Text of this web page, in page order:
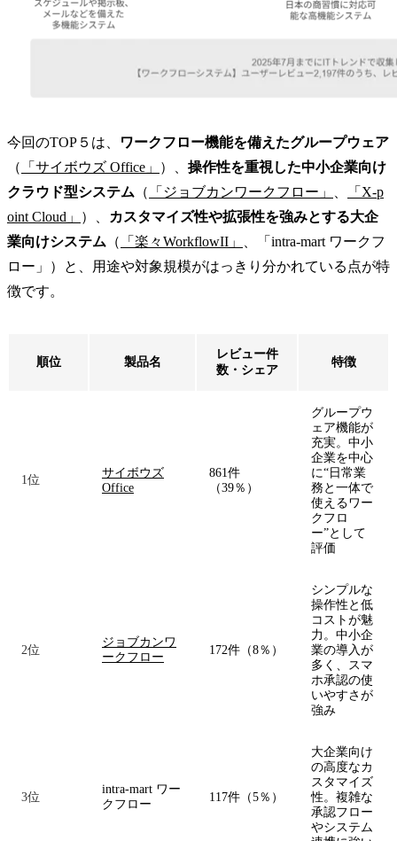
今回のTOP５は、
ワークフロー機能を備えたグループウェア
（
「サイボウズ Office」 ）、 操作性を重視した中小企業向け
クラウド型システム （ 「ジョブカンワークフロー」
「X-p
oint Cloud」
）、
カスタマイズ性や拡張性を強みとする大企
業向けシステム （ 「楽々WorkflowII」
、「intra-mart ワークフ
ロー」）と、用途や対象規模がはっきり分かれている点が特
徴です。
順位 製品名
レビュー件
数・シェア
特徴
1位
サイボウズ
Office
861件
（39％）
グループウ
ェア機能が
充実。中小
企業を中心
に“日常業
務と一体で
使えるワー
クフロ
ー”として
評価
2位
ジョブカンワ
ークフロー
172件（8％）
シンプルな
操作性と低
コストが魅
力。中小企
業の導入が
多く、スマ
ホ承認の使
いやすさが
強み
3位
intra-mart ワー
クフロー
117件（5％）
大企業向け
の高度なカ
スタマイズ
性。複雑な
承認フロー
やシステム